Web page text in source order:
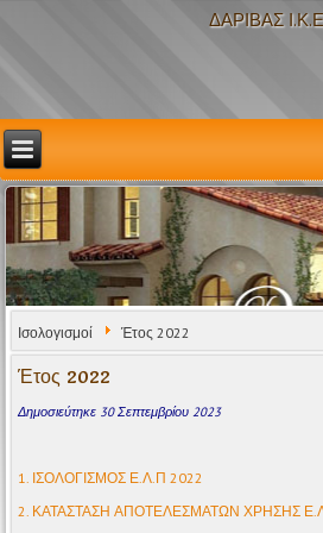
ΔΑΡΙΒΑΣ Ι.Κ.Ε
Ισολογισμοί Έτος 2022
Έτος 2022
Δημοσιεύτηκε 30 Σεπτεμβρίου 2023
1. ΙΣΟΛΟΓΙΣΜΟΣ Ε.Λ.Π 2022
2. ΚΑΤΑΣΤΑΣΗ ΑΠΟΤΕΛΕΣΜΑΤΩΝ ΧΡΗΣΗΣ